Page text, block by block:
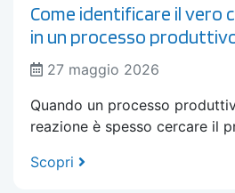
Come identificare il vero
in un processo
27 maggio 2026
Quando un processo
reazione è spesso cercare il
Scopri